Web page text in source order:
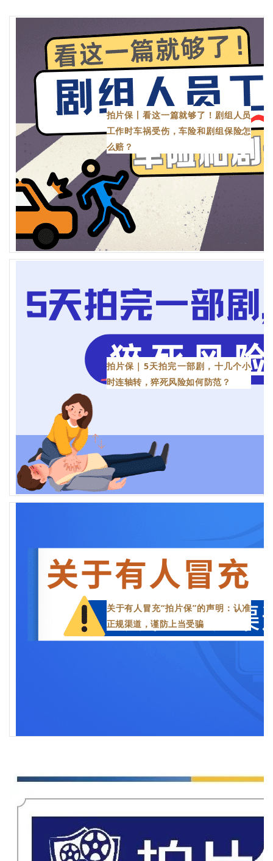
拍片保丨看这一篇就够了！剧组人员
工作时车祸受伤，车险和剧组保险怎
么赔？
拍片保｜5天拍完一部剧，十几个小
时连轴转，猝死风险如何防范？
关于有人冒充“拍片保”的声明：认准
正规渠道，谨防上当受骗